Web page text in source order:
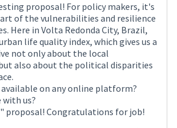
proposal! For policy makers, it's
of the vulnerabilities and resilience
Here in Volta Redonda City, Brazil,
life quality index, which gives us a
not only about the local
also about the political disparities
on any online platform?
with us?
proposal! Congratulations for job!